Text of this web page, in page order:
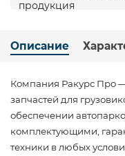
Описание
Компания Ракурс Про
запчастей для
обеспечении
комплектующими,
техники в любых